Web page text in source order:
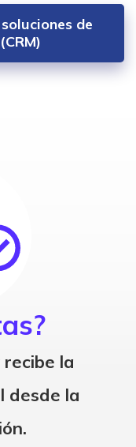
de
la
desde la